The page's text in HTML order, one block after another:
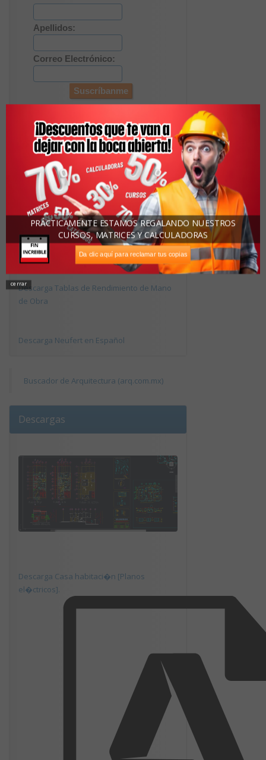
Apellidos:
Correo Electrónico:
Descargas Recomendadas
Descarga de casa constructivos y detalles
Descarga Presupuesto de Obra para
Vivienda Tipo
Descarga Tablas de Rendimiento de Mano
de Obra
Descarga Neufert en Español
Buscador de Arquitectura (arq.com.mx)
Descargas
Descarga Casa habitaci�n [Planos
el�ctricos].
cerrar
Da clic aquí para reclamar tus copias
PRÁCTICAMENTE ESTAMOS REGALANDO NUESTROS
CURSOS, MATRICES Y CALCULADORAS